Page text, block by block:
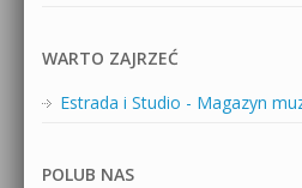
WARTO ZAJRZEĆ
Estrada i Studio - Magazyn
POLUB NAS